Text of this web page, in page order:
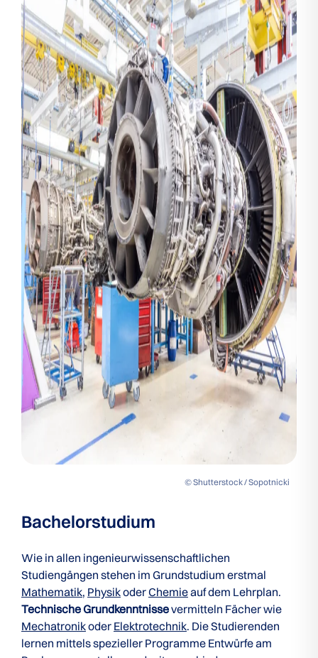
© Shutterstock / Sopotnicki
Bachelorstudium
Wie in allen ingenieurwissenschaftlichen
Studiengängen stehen im Grundstudium erstmal
Mathematik, PhysikoderChemieauf dem Lehrplan.
Technische Grundkenntnissevermitteln Fächer wie
Mechatronikoder Elektrotechnik. Die Studierenden
lernen mittels spezieller Programme Entwürfe am